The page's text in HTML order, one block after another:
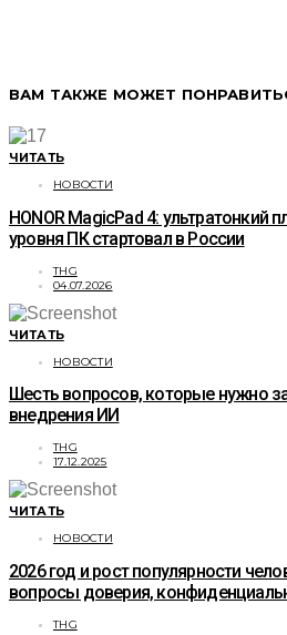
ВАМ ТАКЖЕ МОЖЕТ
ЧИТАТЬ
НОВОСТИ
HONOR MagicPad 4: ультратонкий
уровня ПК стартовал в России
THG
04.07.2026
ЧИТАТЬ
НОВОСТИ
Шесть вопросов, которые нужно
внедрения ИИ
THG
17.12.2025
ЧИТАТЬ
НОВОСТИ
2026 год и рост популярности
вопросы доверия,
THG